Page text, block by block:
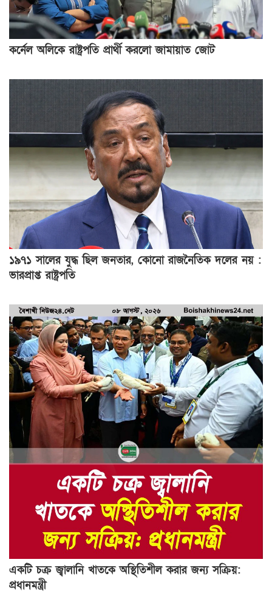
কর্নেল অলিকে রাষ্ট্রপতি প্রার্থী করলো জামায়াত জোট
১৯৭১ সালের যুদ্ধ ছিল জনতার, কোনো রাজনৈতিক দলের নয় :
ভারপ্রাপ্ত রাষ্ট্রপতি
একটি চক্র জ্বালানি খাতকে অস্থিতিশীল করার জন্য সক্রিয়:
প্রধানমন্ত্রী